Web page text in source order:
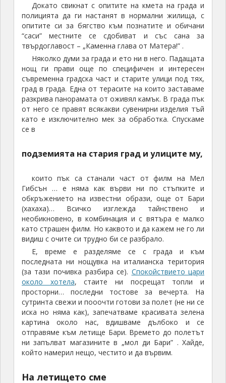
Докато свикнат с опитите на кмета на града и
полицията да ги настанят в нормални жилища, с
опитите си за бягство към познатите и обичани
“саси” местните се сдобиват и със сана за
твърдоглавост – „Каменна глава от Матера!” .
Няколко думи за града и ето ни в него. Падащата
нощ ги прави още по специфичен и интересен
съвременна градска част и старите улици под тях,
град в града. Една от терасите на които заставаме
разкрива панорамата от оживял камък. В града пък
от него се правят всякакви сувенирни изделия тъй
като е изключително мек за обработка. Спускаме
се в
подземията на стария град и улиците му,
които пък са станали част от филм на Мел
Гибсън … е няма как върви ни по стъпките и
обкръжението на известни образи, още от Бари
(хахаха)… Всичко изглежда тайнствено и
необикновено, в комбинация и с вятъра е малко
като страшен филм. Но каквото и да кажем не го ли
видиш с очите си трудно би се разбрало.
Е, време е разделяме се с града и към
последната ни нощувка на италианска територия
(за тази почивка разбира се). Спокойствието цари
около хотела, стаите ни посрещат топли и
просторни… последни тостове за вечерта. На
сутринта свежи и пооочти готови за полет (не ни се
иска но няма как), запечатваме красивата зелена
картина около нас, вдишваме дълбоко и се
отправяме към летище Бари. Времето до полетът
ни запълват магазините в „мол ди Бари” . Хайде,
който намерил нещо, честито и да вървим.
На летището сме